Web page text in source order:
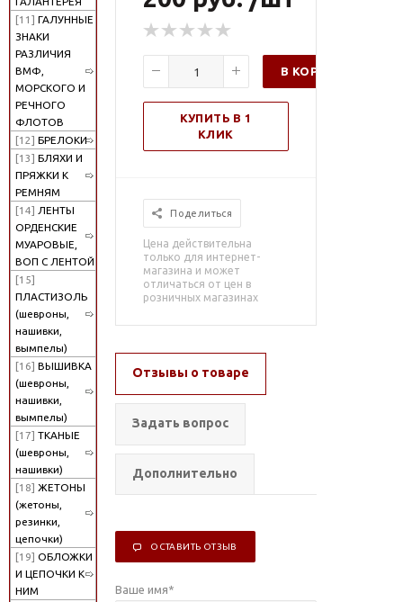
[11] ГАЛУННЫЕ
ЗНАКИ
РАЗЛИЧИЯ
ВМФ,
МОРСКОГО И
РЕЧНОГО
ФЛОТОВ
[12] БРЕЛОКИ
[13] БЛЯХИ И
ПРЯЖКИ К
РЕМНЯМ
[14] ЛЕНТЫ
ОРДЕНСКИЕ
МУАРОВЫЕ,
ВОП С ЛЕНТОЙ
[15]
ПЛАСТИЗОЛЬ
(шевроны,
нашивки,
вымпелы)
[16] ВЫШИВКА
(шевроны,
нашивки,
вымпелы)
[17] ТКАНЫЕ
(шевроны,
нашивки)
[18] ЖЕТОНЫ
(жетоны,
резинки,
цепочки)
[19] ОБЛОЖКИ
И ЦЕПОЧКИ К
НИМ
В КОРЗИНУ
КУПИТЬ В 1
КЛИК
Поделиться
Цена действительна
только для интернет-
магазина и может
отличаться от цен в
розничных магазинах
Отзывы о товаре
Задать вопрос
Дополнительно
ОСТАВИТЬ ОТЗЫВ
Ваше имя*